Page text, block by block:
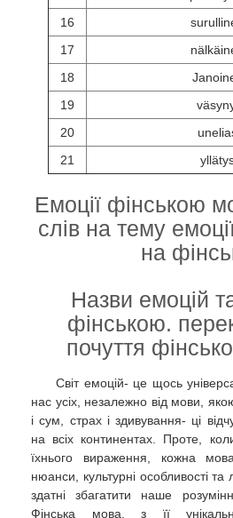
16
17
18
19
20
21
Емоції фінською
слів на тему
на
Назви емоцій
фінською.
почуття
Світ емоцій- це щось
нас усіх, незалежно від мови,
і сум, страх і здивування- ці
на всіх континентах. Проте,
їхнього вираження, кожна мова
нюанси, культурні особливості та
здатні збагатити наше
Фінська мова, з її